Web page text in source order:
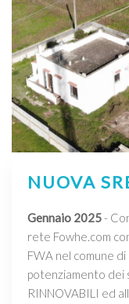
NUOVA
Gennaio 2025-
rete Fowhe.com
FWA nel comune
potenziamento dei
RINNOVABILI ed